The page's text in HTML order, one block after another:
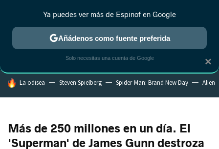
ESTRENOS REALITY ANIME RANKINGS CINE
HOY SE HABLA DE
La odisea Steven Spielberg Spider-Man: Brand New Day Alien
Más de 250 millones en un día. El
'Superman' de James Gunn destroza
×
Ya puedes ver más de Espinof en Google
Añádenos como fuente preferida
Solo necesitas una cuenta de Google